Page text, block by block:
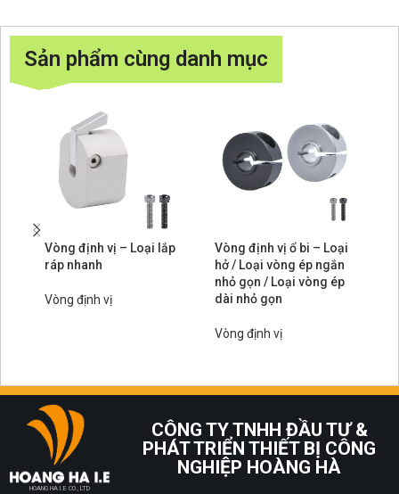
Sản phẩm cùng danh mục
Vòng định vị – Loại lắp
ráp nhanh
Vòng định vị
Vòng định vị ổ bi – Loại
hở / Loại vòng ép ngắn
nhỏ gọn / Loại vòng ép
dài nhỏ gọn
Vòng định vị
HOANG HA I.E CO., LTD
CÔNG TY TNHH ĐẦU TƯ &
PHÁT TRIỂN THIẾT BỊ CÔNG
NGHIỆP HOÀNG HÀ